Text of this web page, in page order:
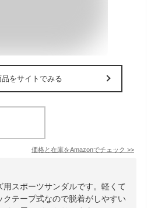
品をサイトでみる
価格と在庫をAmazonでチェック >>
用スポーツサンダルです。軽くて
クテープ式なので脱着がしやすい